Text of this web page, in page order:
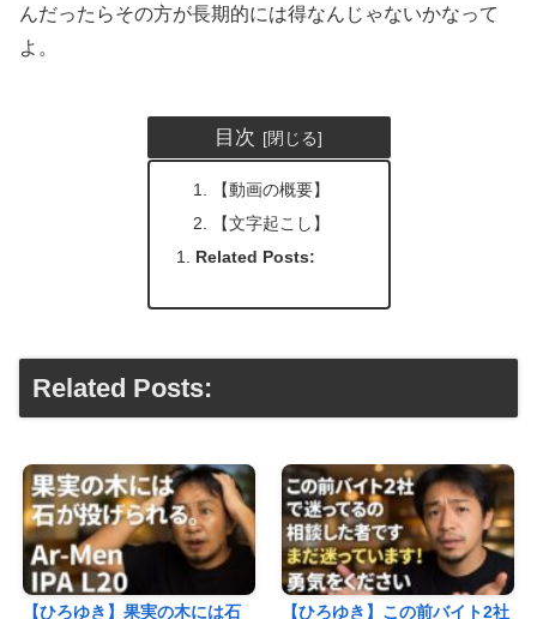
んだったらその方が長期的には得なんじゃないかなって
よ。
目次
【動画の概要】
【文字起こし】
Related Posts:
Related Posts:
【ひろゆき】果実の木には石 【ひろゆき】この前バイト2社